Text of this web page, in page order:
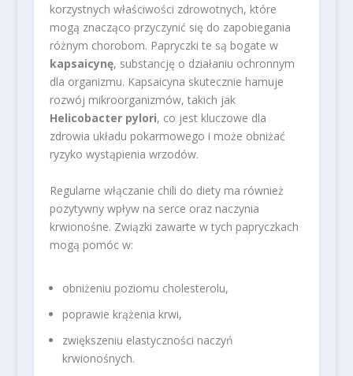
korzystnych właściwości zdrowotnych, które
mogą znacząco przyczynić się do zapobiegania
różnym chorobom. Papryczki te są bogate w
kapsaicynę, substancję o działaniu ochronnym
dla organizmu. Kapsaicyna skutecznie hamuje
rozwój mikroorganizmów, takich jak
Helicobacter pylori, co jest kluczowe dla
zdrowia układu pokarmowego i może obniżać
ryzyko wystąpienia wrzodów.
Regularne włączanie chili do diety ma również
pozytywny wpływ na serce oraz naczynia
krwionośne. Związki zawarte w tych papryczkach
mogą pomóc w:
obniżeniu poziomu cholesterolu,
poprawie krążenia krwi,
zwiększeniu elastyczności naczyń
krwionośnych.